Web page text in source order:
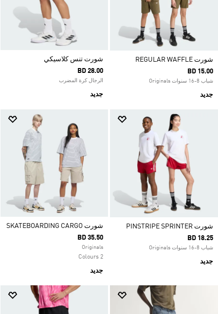
شورت REGULAR WAFFLE
BD 15.00
شباب 8-16 سنوات Originals
جديد
شورت تنس كلاسيكي
BD 28.00
الرجال كرة المضرب
جديد
شورت PINSTRIPE SPRINTER
BD 18.25
شباب 8-16 سنوات Originals
جديد
شورت SKATEBOARDING CARGO
BD 35.50
Originals
2 Colours
جديد